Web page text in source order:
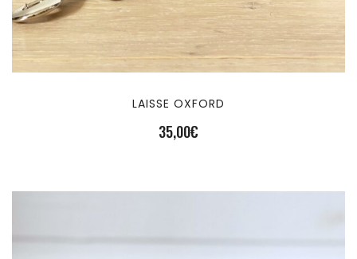
LAISSE OXFORD
35,00€